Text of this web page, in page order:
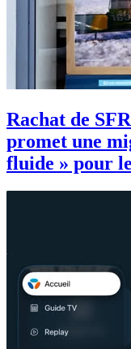
Rachat de
promet une
fluide » pour